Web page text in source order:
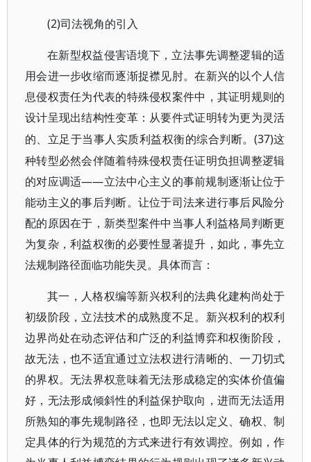
(2)司法视角的引入
在新型权益侵害语境下，立法事先调整逻辑的适
用会进一步收缩而逐渐捉襟见肘。在新兴的以个人信
息侵权责任为代表的特殊侵权案件中，其证明规则的
设计呈现出结构性变革：从要件式证明转为更为灵活
的、立足于当事人实质利益权衡的综合判断。 (37)这
种转型必然会伴随着特殊侵权责任证明负担调整逻辑
的对应调适——立法中心主义的事前规制逐渐让位于
能动主义的事后判断。让位于司法来进行事后风险分
配的原因在于，新类型案件中当事人利益格局判断更
为复杂，利益权衡的必要性显著提升，如此，事先立
法规制路径面临功能失灵。具体而言：
其一，人格权编等新兴权利的法典化建构尚处于
初级阶段，立法技术的成熟度不足。新兴权利的权利
边界尚处在动态评估和广泛的利益博弈和权衡阶段，
故无法，也不适宜通过立法权进行清晰的、一刀切式
的界权。无法界权意味着无法形成稳定的实体价值偏
好，无法形成倾斜性的利益保护取向，进而无法适用
所熟知的事先规制路径，也即无法以定义、确权、制
定具体的行为规范的方式来进行有效调控。例如，作